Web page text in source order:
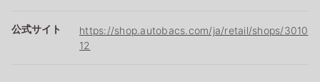
公式サイト
https://shop.autobacs.com/ja/retail/shops/3010
12